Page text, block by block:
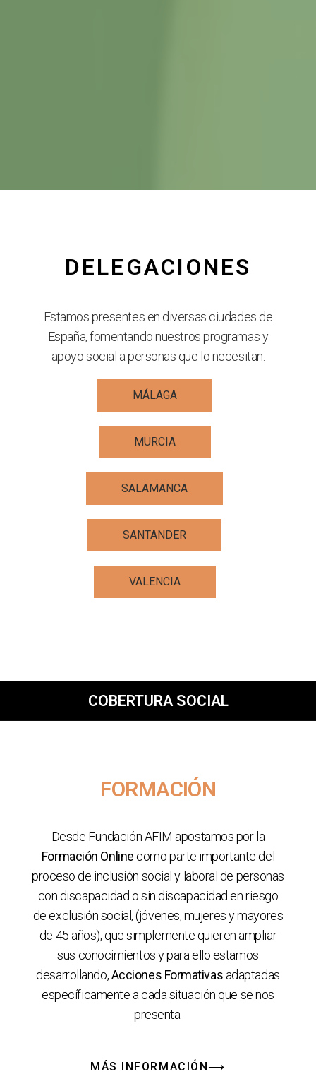
DELEGACIONES
Estamos presentes en diversas ciudades de
España, fomentando nuestros programas y
apoyo social a personas que lo necesitan.
MÁLAGA
MURCIA
SALAMANCA
SANTANDER
VALENCIA
COBERTURA SOCIAL
FORMACIÓN
Desde Fundación AFIM apostamos por la
Formación Online como parte importante del
proceso de inclusión social y laboral de personas
con discapacidad o sin discapacidad en riesgo
de exclusión social, (jóvenes, mujeres y mayores
de 45 años), que simplemente quieren ampliar
sus conocimientos y para ello estamos
desarrollando,Acciones Formativas adaptadas
específicamente a cada situación que se nos
presenta.
MÁS INFORMACIÓN⟶